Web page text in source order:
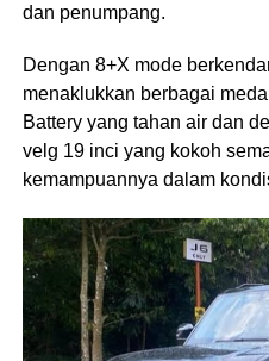
dan penumpang.
Dengan 8+X mode
menaklukkan berbagai
Battery yang tahan air dan
velg 19 inci yang kokoh
kemampuannya dalam